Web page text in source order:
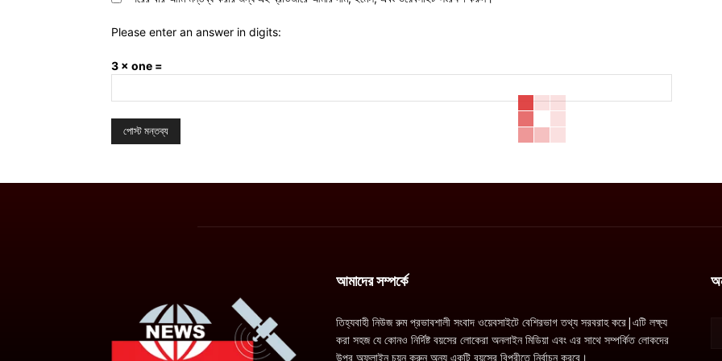
Please enter an answer in digits:
3 × one =
আমাদের সম্পর্কে
তিহ্যবাহী নিউজ রুম প্রভাবশালী সংবাদ ওয়েবসাইটে বেশিরভাগ তথ্য সরবরাহ করে|এটি লক্ষ্য
করা সহজ যে কোনও নির্দিষ্ট বয়সের লোকেরা অনলাইন মিডিয়া এবং এর সাথে সম্পর্কিত লোকদের
উপর অফলাইন চয়ন করুন অন্য একটি বয়সের বিপরীতে নির্বাচন করবে।